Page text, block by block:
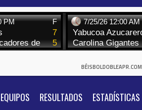
BÉISBOLDOBLEAPR.COM
EQUIPOS RESULTADOS ESTADÍSTICAS